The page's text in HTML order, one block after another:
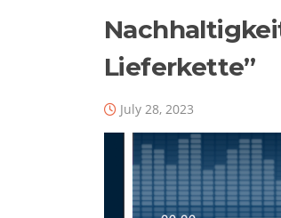
Lieferkette”
July 28, 2023